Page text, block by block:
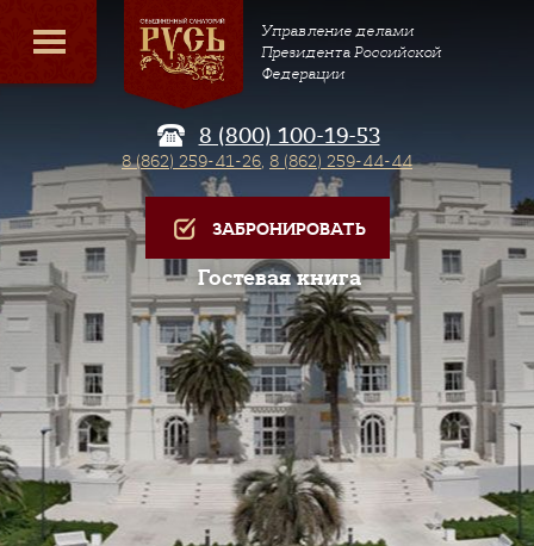
Управление делами
Президента Российской
Федерации
8 (800) 100-19-53
8 (862) 259-41-26, 8 (862) 259-44-44
ЗАБРОНИРОВАТЬ
Гостевая книга